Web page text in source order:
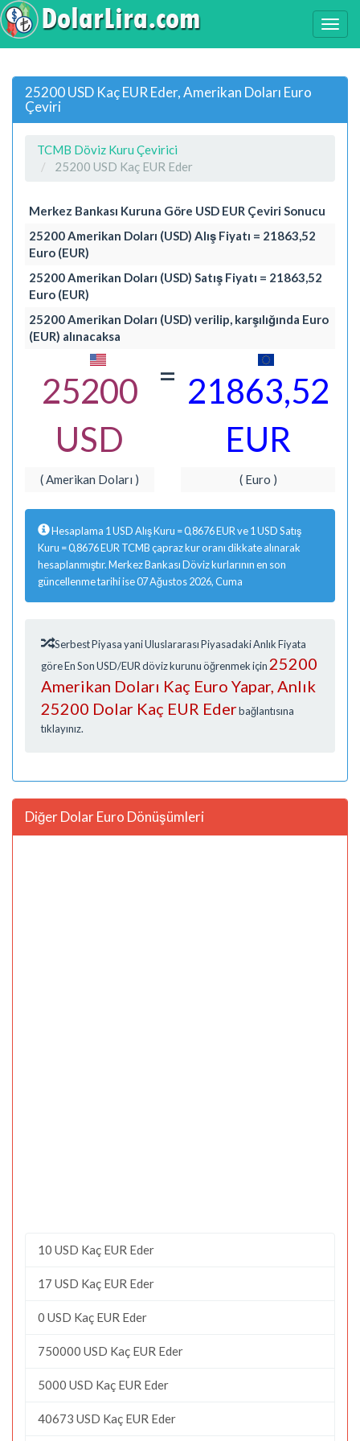
25200 USD Kaç EUR Eder, Amerikan Doları Euro
Çeviri
TCMB Döviz Kuru Çevirici
25200 USD Kaç EUR Eder
Merkez Bankası Kuruna Göre USD EUR Çeviri Sonucu
25200 Amerikan Doları (USD) Alış Fiyatı = 21863,52
Euro (EUR)
25200 Amerikan Doları (USD) Satış Fiyatı = 21863,52
Euro (EUR)
25200 Amerikan Doları (USD) verilip, karşılığında Euro
(EUR) alınacaksa
25200
USD
= 21863,52
EUR
( Amerikan Doları ) ( Euro )
Hesaplama 1 USD Alış Kuru = 0,8676 EUR ve 1 USD Satış
Kuru = 0,8676 EUR TCMB çapraz kur oranı dikkate alınarak
hesaplanmıştır. Merkez Bankası Döviz kurlarının en son
güncellenme tarihi ise 07 Ağustos 2026, Cuma
Serbest Piyasa yani Uluslararası Piyasadaki Anlık Fiyata
göre En Son USD/EUR döviz kurunu öğrenmek için 25200
Amerikan Doları Kaç Euro Yapar, Anlık
25200 Dolar Kaç EUR Ederbağlantısına
tıklayınız.
Diğer Dolar Euro Dönüşümleri
10 USD Kaç EUR Eder
17 USD Kaç EUR Eder
0 USD Kaç EUR Eder
750000 USD Kaç EUR Eder
5000 USD Kaç EUR Eder
40673 USD Kaç EUR Eder